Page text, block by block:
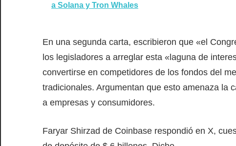
a Solana y Tron Whales
En una segunda carta, escribieron que «el
los legisladores a arreglar esta «laguna de
convertirse en competidores de los fondos del
tradicionales. Argumentan que esto amenaza la
a empresas y consumidores.
Faryar Shirzad de Coinbase respondió en X,